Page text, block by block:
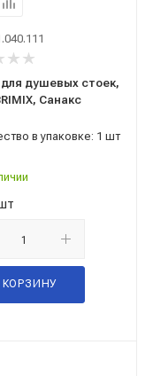
душевых стоек,
Санакс
в упаковке: 1 шт
КОРЗИНУ